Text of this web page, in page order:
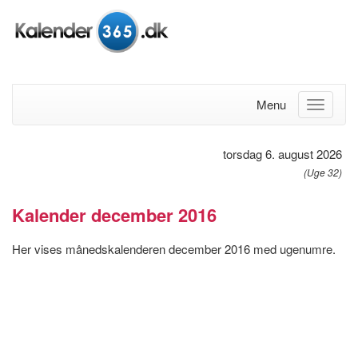
Menu
torsdag 6. august 2026
(Uge 32)
Kalender december 2016
Her vises månedskalenderen december 2016 med ugenumre.